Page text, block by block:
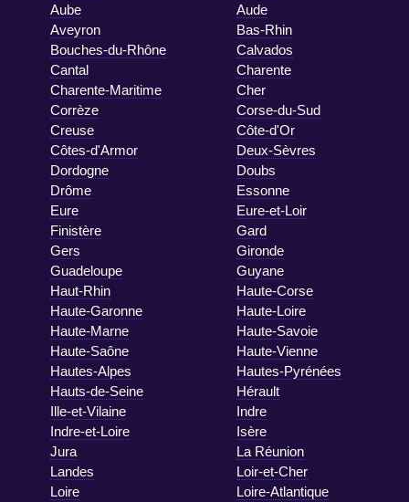
Aube
Aude
Aveyron
Bas-Rhin
Bouches-du-Rhône
Calvados
Cantal
Charente
Charente-Maritime
Cher
Corrèze
Corse-du-Sud
Creuse
Côte-d'Or
Côtes-d'Armor
Deux-Sèvres
Dordogne
Doubs
Drôme
Essonne
Eure
Eure-et-Loir
Finistère
Gard
Gers
Gironde
Guadeloupe
Guyane
Haut-Rhin
Haute-Corse
Haute-Garonne
Haute-Loire
Haute-Marne
Haute-Savoie
Haute-Saône
Haute-Vienne
Hautes-Alpes
Hautes-Pyrénées
Hauts-de-Seine
Hérault
Ille-et-Vilaine
Indre
Indre-et-Loire
Isère
Jura
La Réunion
Landes
Loir-et-Cher
Loire
Loire-Atlantique